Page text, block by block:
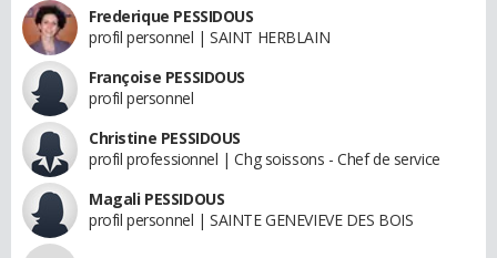
Frederique PESSIDOUS
profil personnel | SAINT HERBLAIN
Françoise PESSIDOUS
profil personnel
Christine PESSIDOUS
profil professionnel | Chg soissons - Chef de service
Magali PESSIDOUS
profil personnel | SAINTE GENEVIEVE DES BOIS